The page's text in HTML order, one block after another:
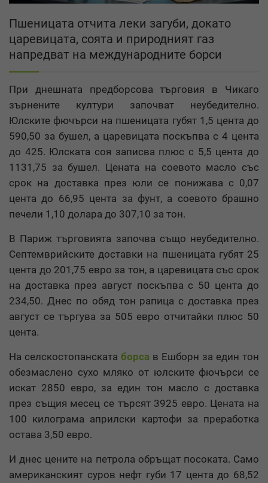
Пшеницата отчита леки загуби, докато
царевицата, соята и природният газ
напредват на международните борси
При днешната предборсова търговия в Чикаго
зърнените култури започват неубедително.
Юлските фючърси на пшеницата губят 1,5 цента до
590,50 за бушел, а царевицата поскъпва с 4 цента
до 425. Юлската соя записва плюс с 5,5 цента до
1131,75 за бушел. Цената на соевото масло със
срок на доставка през юли се понижава с 0,07
цента до 66,95 цента за фунт, а соевото брашно
печели 1,10 долара до 307,10 за тон.
В Париж търговията започва също неубедително.
Септемврийските доставки на пшеницата губят 25
цента до 201,75 евро за тон, а царевицата със срок
на доставка през август поскъпва с 50 цента до
234,50. Днес по обяд тон рапица с доставка през
август се търгува за 505 евро отчитайки плюс 50
цента.
На селскостопанската борса в Ешборн за един тон
обезмаслено сухо мляко от юлските фючърси се
искат 2850 евро, за един тон масло с доставка
през същия месец се търсят 3925 евро. Цената на
100 килограма априлски картофи за преработка
остава 3,50 евро.
И днес цените на петрола обръщат посоката. Само
американският суров нефт губи 17 цента до 68,52